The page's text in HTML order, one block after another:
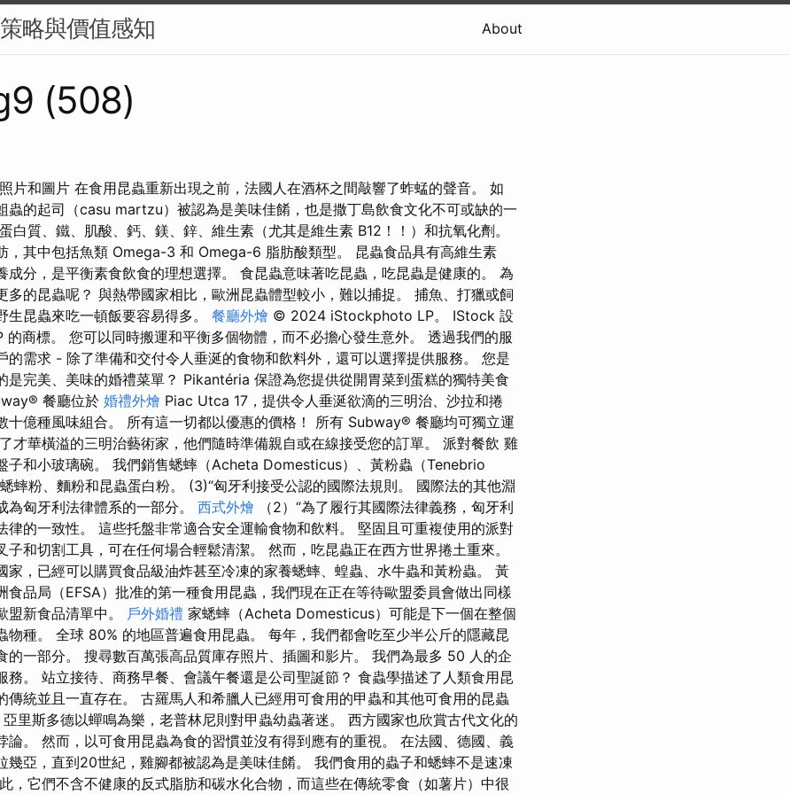
略與價值感知 About
(508)
片和圖片 在食用昆蟲重新出現之前，法國人在酒杯之間敲響了蚱蜢的聲音。 如
蟲的起司（casu martzu）被認為是美味佳餚，也是撒丁島飲食文化不可或缺的一
白質、鐵、肌酸、鈣、鎂、鋅、維生素（尤其是維生素 B12！！）和抗氧化劑。
，其中包括魚類 Omega-3 和 Omega-6 脂肪酸類型。 昆蟲食品具有高維生素
成分，是平衡素食飲食的理想選擇。 食昆蟲意味著吃昆蟲，吃昆蟲是健康的。 為
多的昆蟲呢？ 與熱帶國家相比，歐洲昆蟲體型較小，難以捕捉。 捕魚、打獵或飼
生昆蟲來吃一頓飯要容易得多。 餐廳外燴 © 2024 iStockphoto LP。 IStock 設
商標。 您可以同時搬運和平衡多個物體，而不必擔心發生意外。 透過我們的服
的需求 - 除了準備和交付令人垂涎的食物和飲料外，還可以選擇提供服務。 您是
是完美、美味的婚禮菜單？ Pikantéria 保證為您提供從開胃菜到蛋糕的獨特美食
餐廳位於 婚禮外燴 Piac Utca 17，提供令人垂涎欲滴的三明治、沙拉和捲
十億種風味組合。 所有這一切都以優惠的價格！ 所有 Subway® 餐廳均可獨立運
才華橫溢的三明治藝術家，他們隨時準備親自或在線接受您的訂單。 派對餐飲 雞
子和小玻璃碗。 我們銷售蟋蟀（Acheta Domesticus）、黃粉蟲（Tenebrio
蟀粉、麵粉和昆蟲蛋白粉。 (3)“匈牙利接受公認的國際法規則。 國際法的其他淵
為匈牙利法律體系的一部分。 西式外燴 （2）“為了履行其國際法律義務，匈牙利
律的一致性。 這些托盤非常適合安全運輸食物和飲料。 堅固且可重複使用的派對
子和切割工具，可在任何場合輕鬆清潔。 然而，吃昆蟲正在西方世界捲土重來。
家，已經可以購買食品級油炸甚至冷凍的家養蟋蟀、蝗蟲、水牛蟲和黃粉蟲。 黃
食品局（EFSA）批准的第一種食用昆蟲，我們現在正在等待歐盟委員會做出同樣
盟新食品清單中。
戶外婚禮 家蟋蟀（Acheta Domesticus）可能是下一個在整個
物種。 全球 80% 的地區普遍食用昆蟲。 每年，我們都會吃至少半公斤的隱藏昆
的一部分。 搜尋數百萬張高品質庫存照片、插圖和影片。 我們為最多 50 人的企
務。 站立接待、商務早餐、會議午餐還是公司聖誕節？ 食蟲學描述了人類食用昆
傳統並且一直存在。 古羅馬人和希臘人已經用可食用的甲蟲和其他可食用的昆蟲
亞里斯多德以蟬鳴為樂，老普林尼則對甲蟲幼蟲著迷。 西方國家也欣賞古代文化的
論。 然而，以可食用昆蟲為食的習慣並沒有得到應有的重視。 在法國、德國、義
幾亞，直到20世紀，雞腳都被認為是美味佳餚。 我們食用的蟲子和蟋蟀不是速凍
，它們不含不健康的反式脂肪和碳水化合物，而這些在傳統零食（如薯片）中很